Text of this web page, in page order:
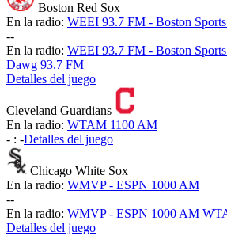
Boston Red Sox
En la radio: WEEI 93.7 FM - Boston
--
En la radio: WEEI 93.7 FM - Boston
Dawg 93.7 FM
Detalles del juego
Cleveland Guardians
En la radio: WTAM 1100 AM
- : -Detalles del juego
Chicago White Sox
En la radio: WMVP - ESPN 1000 AM
--
En la radio: WMVP - ESPN 1000 AM
Detalles del juego